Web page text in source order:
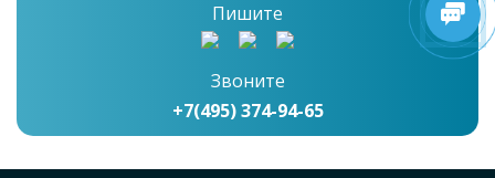
Пишите
Звоните
+7(495) 374-94-65